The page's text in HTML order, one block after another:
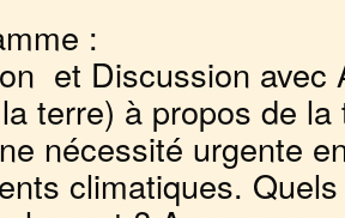
:
et Discussion avec
terre) à propos de
nécessité urgente
climatiques.